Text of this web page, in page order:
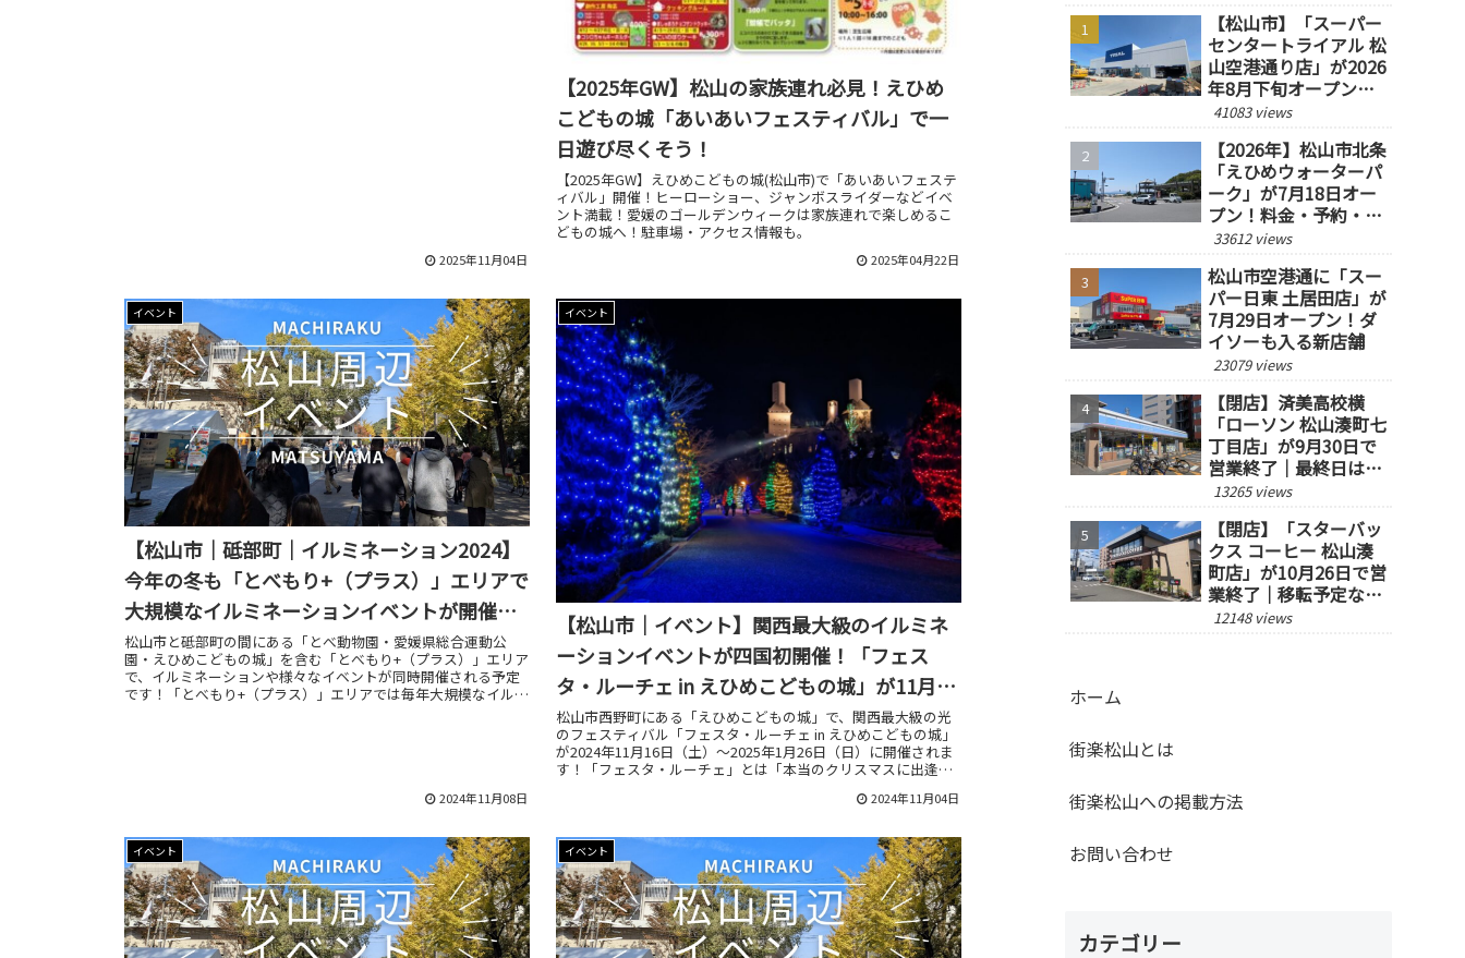
2025年11月04日
【2025年GW】松山の家族連れ必見！えひめ
こどもの城「あいあいフェスティバル」で一
日遊び尽くそう！
【2025年GW】えひめこどもの城(松山市)で「あいあいフェステ
ィバル」開催！ヒーローショー、ジャンボスライダーなどイベ
ント満載！愛媛のゴールデンウィークは家族連れで楽しめるこ
どもの城へ！駐車場・アクセス情報も。
2025年04月22日
イベント
【松山市｜砥部町｜イルミネーション2024】
今年の冬も「とべもり+（プラス）」エリアで
大規模なイルミネーションイベントが開催さ
れます！
松山市と砥部町の間にある「とべ動物園・愛媛県総合運動公
園・えひめこどもの城」を含む「とべもり+（プラス）」エリア
で、イルミネーションや様々なイベントが同時開催される予定
です！「とべもり+（プラス）」エリアでは毎年大規模なイルミ
2024年11月08日
イベント
【松山市｜イベント】関西最大級のイルミネ
ーションイベントが四国初開催！「フェス
タ・ルーチェ in えひめこどもの城」が11月16
日よりスタート！
松山市西野町にある「えひめこどもの城」で、関西最大級の光
のフェスティバル「フェスタ・ルーチェ in えひめこどもの城」
が2024年11月16日（土）〜2025年1月26日（日）に開催されま
す！「フェスタ・ルーチェ」とは「本当のクリスマスに出逢え
去7年間の累計入場者数が80万人以上にもなる大人気のイルミネ
2024年11月04日
イベント イベント
【松山市】「スーパー
センタートライアル 松
山空港通り店」が2026
年8月下旬オープン予
定！
41083 views
【2026年】松山市北条
「えひめウォーターパ
ーク」が7月18日オー
プン！料金・予約・営
業時間を紹介
33612 views
松山市空港通に「スー
パー日東 土居田店」が
7月29日オープン！ダ
イソーも入る新店舗
23079 views
【閉店】済美高校横
「ローソン 松山湊町七
丁目店」が9月30日で
営業終了｜最終日は14
時閉店
13265 views
【閉店】「スターバッ
クス コーヒー 松山湊
町店」が10月26日で営
業終了｜移転予定な
し、跡地の今後にも注
12148 views
ホーム
街楽松山とは
街楽松山への掲載方法
お問い合わせ
カテゴリー